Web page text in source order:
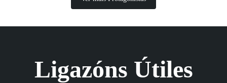
Ligazóns Útiles